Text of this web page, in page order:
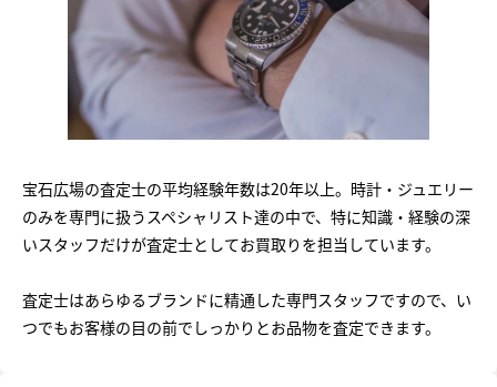
宝石広場の査定士の平均経験年数は20年以上。時計・ジュエリー
のみを専門に扱うスペシャリスト達の中で、特に知識・経験の深
いスタッフだけが査定士としてお買取りを担当しています。
査定士はあらゆるブランドに精通した専門スタッフですので、い
つでもお客様の目の前でしっかりとお品物を査定できます。